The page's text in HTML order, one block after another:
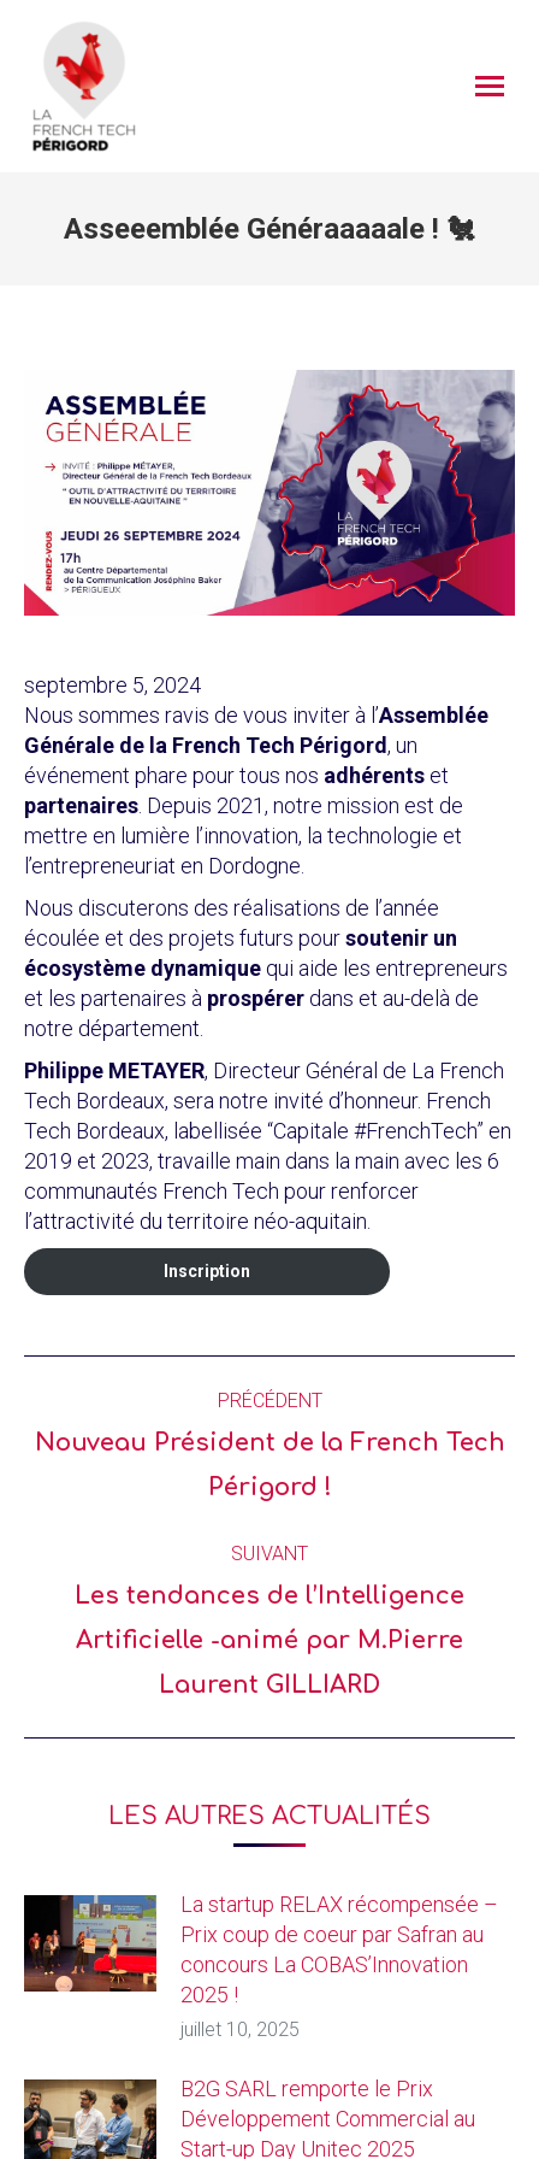
Asseeemblée Généraaaaale ! 🐔
septembre 5, 2024
Nous sommes ravis de vous inviter à l’Assemblée
Générale de la French Tech Périgord, un
événement phare pour tous nos adhérents et
partenaires . Depuis 2021, notre mission est de
mettre en lumière l’innovation, la technologie et
l’entrepreneuriat en Dordogne.
Nous discuterons des réalisations de l’année
écoulée et des projets futurs poursoutenir un
écosystème dynamique qui aide les entrepreneurs
et les partenaires à prospérer dans et au-delà de
notre département.
Philippe METAYER, Directeur Général de La French
Tech Bordeaux, sera notre invité d’honneur. French
Tech Bordeaux, labellisée “Capitale #FrenchTech” en
2019 et 2023, travaille main dans la main avec les 6
communautés French Tech pour renforcer
l’attractivité du territoire néo-aquitain.
Inscription
PRÉCÉDENT
Nouveau Président de la French Tech
Périgord !
SUIVANT
Les tendances de l’Intelligence
Artificielle -animé par M.Pierre
Laurent GILLIARD
LES AUTRES ACTUALITÉS
La startup RELAX récompensée –
Prix coup de coeur par Safran au
concours La COBAS’Innovation
2025 !
juillet 10, 2025
B2G SARL remporte le Prix
Développement Commercial au
Start-up Day Unitec 2025